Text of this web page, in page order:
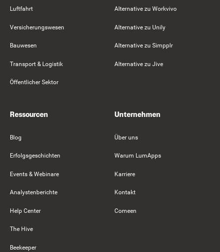
Luftfahrt
Versicherungswesen
Bauwesen
Transport & Logistik
Öffentlicher Sektor
Alternative zu Workvivo
Alternative zu Unily
Alternative zu Simpplr
Alternative zu Jive
Ressourcen
Blog
Erfolgsgeschichten
Events & Webinare
Analystenberichte
Help Center
The Hive
Beekeeper
Unternehmen
Über uns
Warum LumApps
Karriere
Kontakt
Comeen